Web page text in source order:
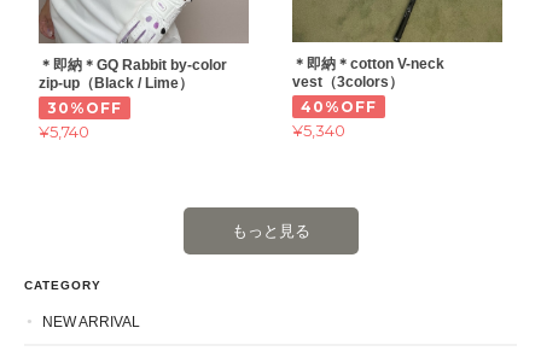
＊即納＊GQ Rabbit by-color
zip-up（Black / Lime）
30%OFF
¥5,740
＊即納＊cotton V-neck
vest（3colors）
40%OFF
¥5,340
もっと見る
CATEGORY
NEW ARRIVAL